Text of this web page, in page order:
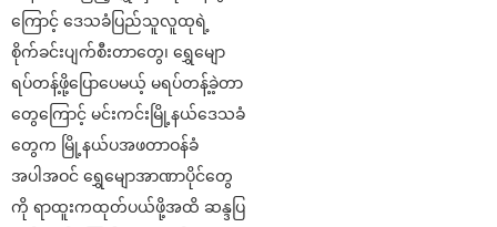
ကြောင့် ဒေသခံပြည်သူလူထုရဲ့
စိုက်ခင်းပျက်စီးတာတွေ၊ ရွှေမျော
ရပ်တန့်ဖို့ပြောပေမယ့် မရပ်တန့်ခဲ့တာ
တွေကြောင့် မင်းကင်းမြို့နယ်ဒေသခံ
တွေက မြို့နယ်ပအဖတာဝန်ခံ
အပါအဝင် ရွှေမျောအာဏာပိုင်တွေ
ကို ရာထူးကထုတ်ပယ်ဖို့အထိ ဆန္ဒပြ